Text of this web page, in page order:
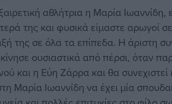
αθλήτρια η Μαρία Ιωαννίδη,
της και φυσικά είμαστε αρωγοί
της σε όλα τα επίπεδα. Η άριστη
ουσιαστικά από πέρσι, όταν
και η Εύη Ζάρρα και θα συνεχιστεί
Μαρία Ιωαννίδη να έχει μία